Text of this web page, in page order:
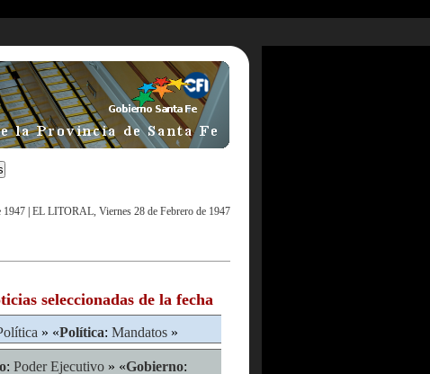
1947 EL LITORAL, Viernes 28 de Febrero de 1947
seleccionadas de la fecha
» «Política: Mandatos »
: Poder Ejecutivo » «Gobierno: